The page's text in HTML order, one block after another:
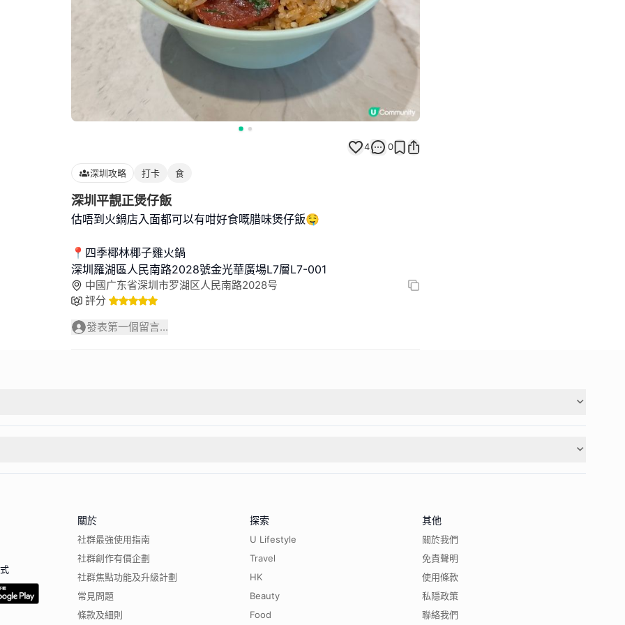
4 0
深圳攻略 打卡 食
深圳平靚正煲仔飯
估唔到火鍋店入面都可以有咁好食嘅腊味煲仔飯🤤
📍四季椰林椰子雞火鍋
深圳羅湖區人民南路2028號金光華廣場L7層L7-001
中國广东省深圳市罗湖区人民南路2028号
評分
發表第一個留言...
關於
社群最強使用指南
社群創作有價企劃
社群焦點功能及升級計劃
常見問題
條款及細則
探索
U Lifestyle
Travel
HK
Beauty
Food
其他
關於我們
免責聲明
使用條款
私隱政策
聯絡我們